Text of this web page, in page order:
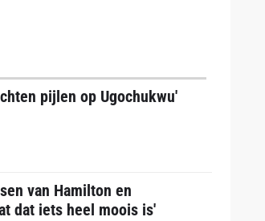
pijlen op Ugochukwu'
van Hamilton en
dat iets heel moois is'